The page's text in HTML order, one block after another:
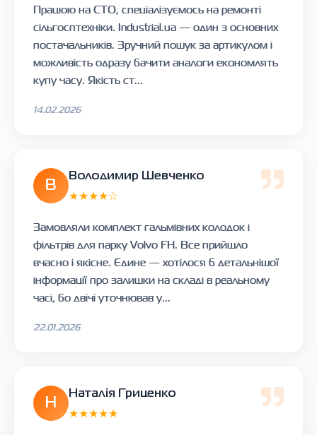
Працюю на СТО, спеціалізуємось на ремонті
сільгосптехніки. Industrial.ua — один з основних
постачальників. Зручний пошук за артикулом і
можливість одразу бачити аналоги економлять
купу часу. Якість ст...
14.02.2026
В
Володимир Шевченко
★★★★☆
Замовляли комплект гальмівних колодок і
фільтрів для парку Volvo FH. Все прийшло
вчасно і якісне. Єдине — хотілося б детальнішої
інформації про залишки на складі в реальному
часі, бо двічі уточнював у...
22.01.2026
Н
Наталія Гриценко
★★★★★